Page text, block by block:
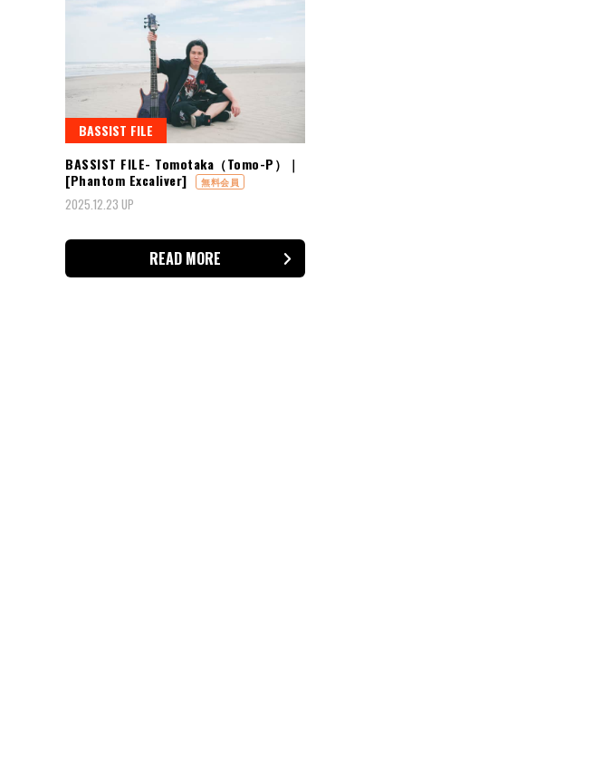
BASSIST FILE
BASSIST FILE- Tomotaka（Tomo-P）｜
[Phantom Excaliver]
無料会員
2025.12.23 UP
READ MORE